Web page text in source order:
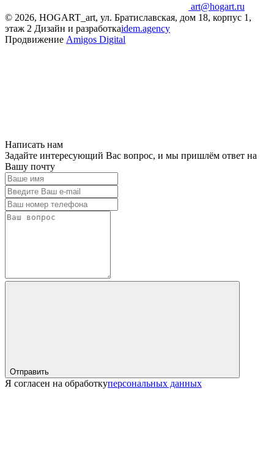
art@hogart.ru
© 2026, HOGART_art, ул. Братиславская, дом 18, корпус 1,
этаж 2 Дизайн и разработкаidem.agency
Продвижение Amigos Digital
Написать нам
Задайте интересующий Вас вопрос, и мы пришлём ответ на
Вашу почту
Отправить
Я согласен на обработкуперсональных данных